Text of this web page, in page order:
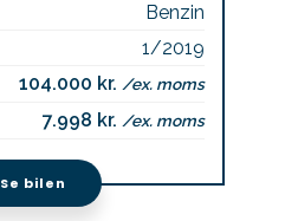
Benzin
1/2019
104.000 kr./ex. moms
7.998 kr./ex. moms
Se bilen